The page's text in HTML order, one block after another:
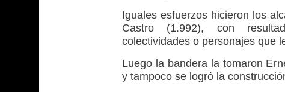
Iguales esfuerzos hicieron los
Castro (1.992), con
colectividades o personajes que
Luego la bandera la tomaron
y tampoco se logró la